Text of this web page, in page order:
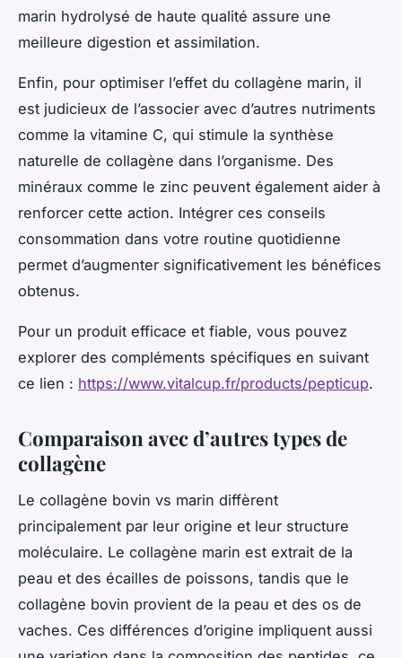
marin hydrolysé de haute qualité assure une
meilleure digestion et assimilation.
Enfin, pour optimiser l’effet du collagène marin, il
est judicieux de l’associer avec d’autres nutriments
comme la vitamine C, qui stimule la synthèse
naturelle de collagène dans l’organisme. Des
minéraux comme le zinc peuvent également aider à
renforcer cette action. Intégrer ces conseils
consommation dans votre routine quotidienne
permet d’augmenter significativement les bénéfices
obtenus.
Pour un produit efficace et fiable, vous pouvez
explorer des compléments spécifiques en suivant
ce lien : https://www.vitalcup.fr/products/pepticup.
Comparaison avec d’autres types de
collagène
Le collagène bovin vs marin diffèrent
principalement par leur origine et leur structure
moléculaire. Le collagène marin est extrait de la
peau et des écailles de poissons, tandis que le
collagène bovin provient de la peau et des os de
vaches. Ces différences d’origine impliquent aussi